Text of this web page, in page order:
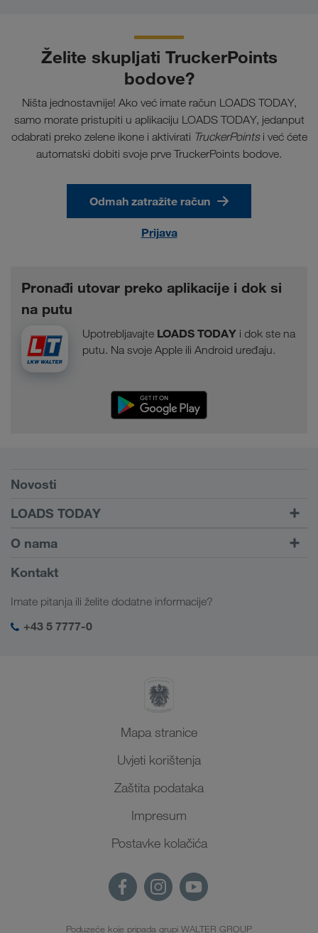
Želite skupljati TruckerPoints
bodove?
Ništa jednostavnije! Ako već imate račun LOADS TODAY,
samo morate pristupiti u aplikaciju LOADS TODAY, jedanput
odabrati preko zelene ikone i aktivirati TruckerPointsi već ćete
automatski dobiti svoje prve TruckerPoints bodove.
Odmah zatražite račun
Prijava
Pronađi utovar preko aplikacije i dok si
na putu
Upotrebljavajte LOADS TODAY i dok ste na
putu. Na svoje Apple ili Android uređaju.
Preduvjeti
Novosti
LOADS TODAY
Pronađi prijevoz uz
LOADS TODAY
Saznajte više
Na prijavu
O nama
Informacije o poduzeću
SHEQ-menadžment
Kontakt
Imate pitanja ili želite dodatne informacije?
+43 5 7777-0
Mapa stranice
Uvjeti korištenja
Zaštita podataka
Impresum
Postavke kolačića
Poduzeće koje pripada grupi WALTER GROUP